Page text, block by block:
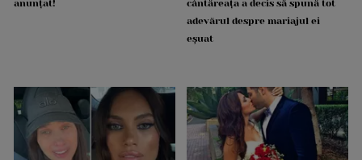
anunțat!
cântăreața a decis să spună tot
adevărul despre mariajul ei
eșuat